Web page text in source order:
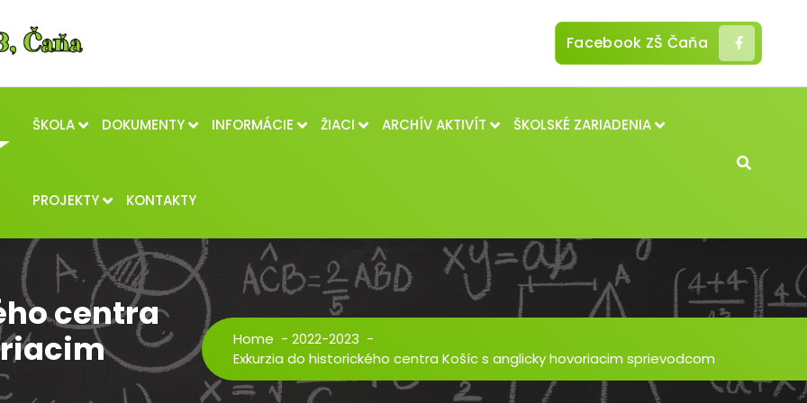
Facebook ZŠ Čaňa
ŠKOLA DOKUMENTY INFORMÁCIE ŽIACI ARCHÍV AKTIVÍT ŠKOLSKÉ ZARIADENIA
PROJEKTY KONTAKTY
centra
Home - 2022-2023 -
Exkurzia do historického centra Košíc s anglicky hovoriacim sprievodcom